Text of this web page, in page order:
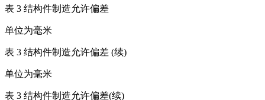
表 3 结构件制造允许偏差
单位为毫米
表 3 结构件制造允许偏差 (续)
单位为毫米
表 3 结构件制造允许偏差(续)